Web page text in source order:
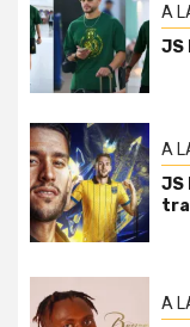
A
JS
A
JS
A